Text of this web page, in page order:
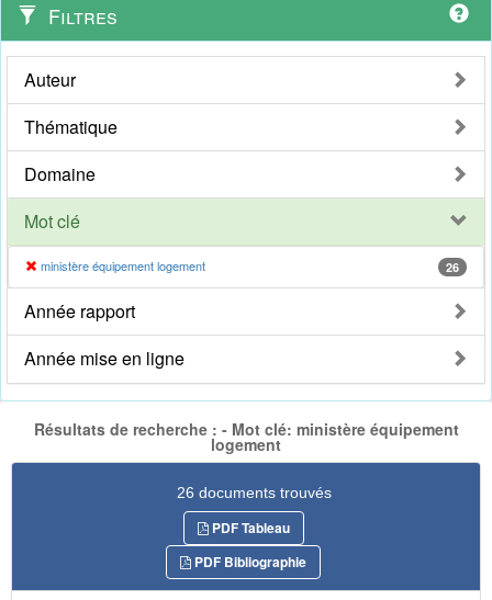
Filtres
Auteur
Thématique
Domaine
Mot clé
ministère équipement logement 26
Année rapport
Année mise en ligne
Résultats de recherche : - Mot clé: ministère équipement
logement
26 documents trouvés
PDF Tableau
PDF Bibliographie